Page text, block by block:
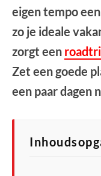
eigen tempo
zo je ideale
zorgt een
Zet een goede
een paar dagen